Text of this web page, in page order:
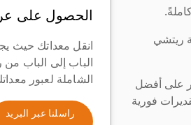
ريتشي
على أفضل
فورية
الحصول على
انقل معداتك حيث
الباب إلى الباب
الشاملة لعبور
راسلنا عبر البريد